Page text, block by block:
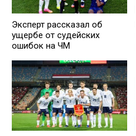
Эксперт рассказал об
ущербе от судейских
ошибок на ЧМ